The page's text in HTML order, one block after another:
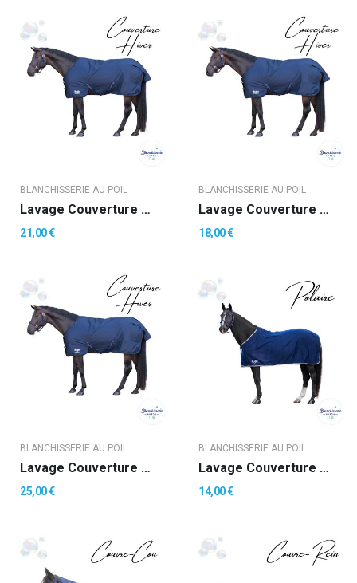
BLANCHISSERIE AU POIL
Lavage Couverture Hiver (- 200 Gr) + Imprégnation
21,00 €
BLANCHISSERIE AU POIL
Lavage Couverture Hiver (200 Gr Et +)
18,00 €
BLANCHISSERIE AU POIL
Lavage Couverture Hiver (200 Gr Et +) +...
25,00 €
BLANCHISSERIE AU POIL
Lavage Couverture Polaire
14,00 €